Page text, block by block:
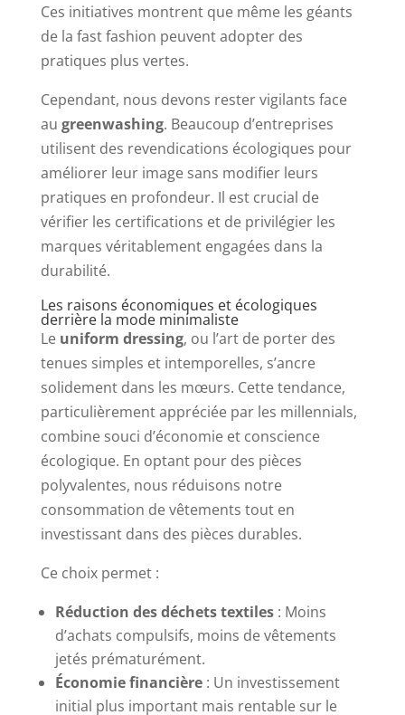
Ces initiatives montrent que même les géants
de la fast fashion peuvent adopter des
pratiques plus vertes.
Cependant, nous devons rester vigilants face
au greenwashing. Beaucoup d’entreprises
utilisent des revendications écologiques pour
améliorer leur image sans modifier leurs
pratiques en profondeur. Il est crucial de
vérifier les certifications et de privilégier les
marques véritablement engagées dans la
durabilité.
Les raisons économiques et écologiques
derrière la mode minimaliste
Le uniform dressing, ou l’art de porter des
tenues simples et intemporelles, s’ancre
solidement dans les mœurs. Cette tendance,
particulièrement appréciée par les millennials,
combine souci d’économie et conscience
écologique. En optant pour des pièces
polyvalentes, nous réduisons notre
consommation de vêtements tout en
investissant dans des pièces durables.
Ce choix permet :
Réduction des déchets textiles: Moins
d’achats compulsifs, moins de vêtements
jetés prématurément.
Économie financière: Un investissement
initial plus important mais rentable sur le